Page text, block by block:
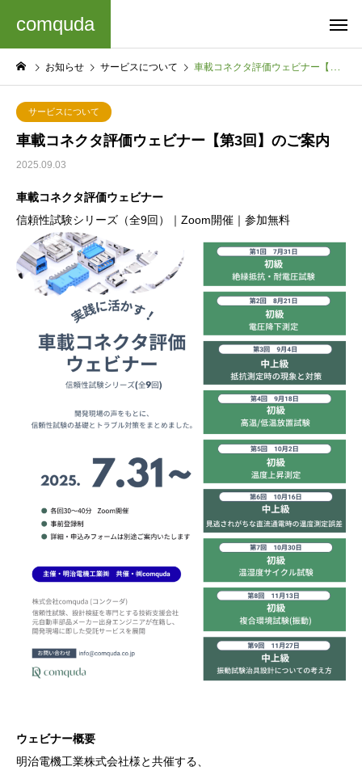
comquda
お知らせ サービスについて 車載コネクタ評価ウェビナー【第3回】のご案内
サービスについて
車載コネクタ評価ウェビナー【第3回】のご案内
2025.09.03
車載コネクタ評価ウェビナー
信頼性試験シリーズ（全9回）｜Zoom開催｜参加無料
ウェビナー概要
明治電機工業株式会社様と共催する、